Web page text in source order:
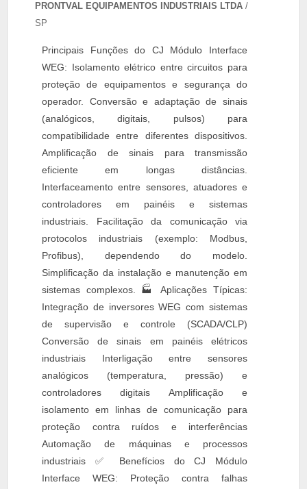
PRONTVAL EQUIPAMENTOS INDUSTRIAIS LTDA /
SP
Principais Funções do CJ Módulo Interface
WEG: Isolamento elétrico entre circuitos para
proteção de equipamentos e segurança do
operador. Conversão e adaptação de sinais
(analógicos, digitais, pulsos) para
compatibilidade entre diferentes dispositivos.
Amplificação de sinais para transmissão
eficiente em longas distâncias.
Interfaceamento entre sensores, atuadores e
controladores em painéis e sistemas
industriais. Facilitação da comunicação via
protocolos industriais (exemplo: Modbus,
Profibus), dependendo do modelo.
Simplificação da instalação e manutenção em
sistemas complexos. 🏭 Aplicações Típicas:
Integração de inversores WEG com sistemas
de supervisão e controle (SCADA/CLP)
Conversão de sinais em painéis elétricos
industriais Interligação entre sensores
analógicos (temperatura, pressão) e
controladores digitais Amplificação e
isolamento em linhas de comunicação para
proteção contra ruídos e interferências
Automação de máquinas e processos
industriais ✅ Benefícios do CJ Módulo
Interface WEG: Proteção contra falhas